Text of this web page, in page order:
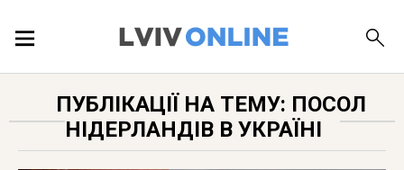
ЛОКАЦІЇ
ПУБЛІКАЦІЇ НА ТЕМУ: ПОСОЛ
НІДЕРЛАНДІВ В УКРАЇНІ